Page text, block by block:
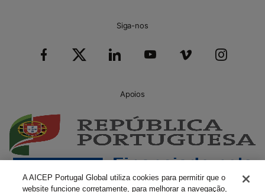
Siga-nos
Apoios
A AICEP Portugal Global utiliza cookies para permitir que o
website funcione corretamente, para melhorar a navegação,